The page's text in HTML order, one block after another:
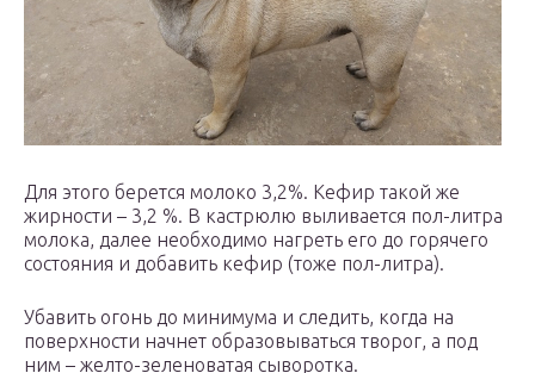
Для этого берется молоко 3,2%. Кефир такой же
жирности – 3,2 %. В кастрюлю выливается пол-литра
молока, далее необходимо нагреть его до горячего
состояния и добавить кефир (тоже пол-литра).
Убавить огонь до минимума и следить, когда на
поверхности начнет образовываться творог, а под
ним – желто-зеленоватая сыворотка.